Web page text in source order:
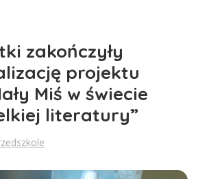
zakończyły
projektu
Miś w świecie
literatury”